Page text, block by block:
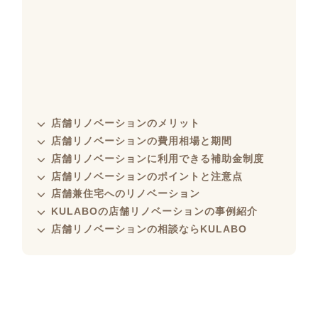
店舗リノベーションのメリット
店舗リノベーションの費用相場と期間
店舗リノベーションに利用できる補助金制度
店舗リノベーションのポイントと注意点
店舗兼住宅へのリノベーション
KULABOの店舗リノベーションの事例紹介
店舗リノベーションの相談ならKULABO